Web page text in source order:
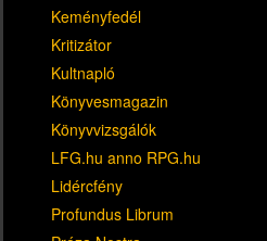
Keményfedél
Kritizátor
Kultnapló
Könyvesmagazin
Könyvvizsgálók
LFG.hu anno RPG.hu
Lidércfény
Profundus Librum